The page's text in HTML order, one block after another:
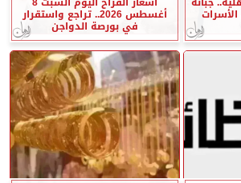
أغسطس 2026.. تراجع واستقرار
في بورصة الدواجن